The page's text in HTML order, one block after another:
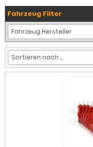
Fahrzeug Filter